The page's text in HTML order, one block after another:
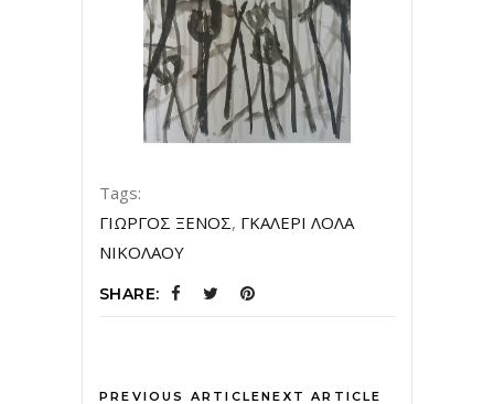
Tags:
ΓΙΩΡΓΟΣ ΞΕΝΟΣ, ΓΚΑΛΕΡΙ ΛΟΛΑ
ΝΙΚΟΛΑΟΥ
SHARE:
PREVIOUS ARTICLENEXT ARTICLE